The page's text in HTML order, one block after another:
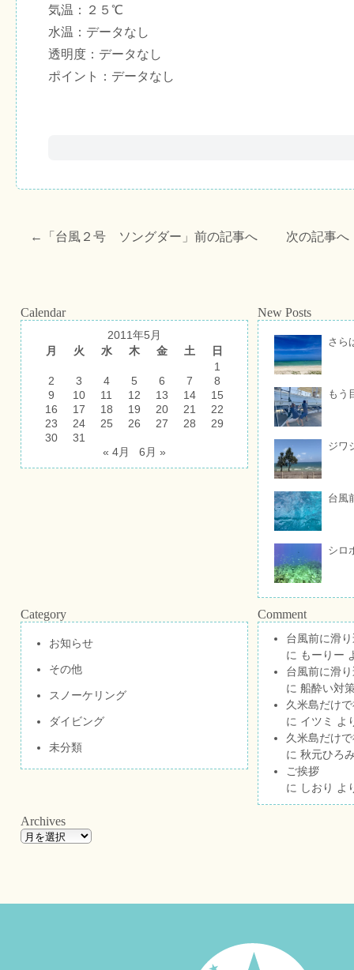
気温：２５℃
水温：データなし
透明度：データなし
ポイント：データなし
←「 台風２号 ソングダー 」前の記事へ 次の記事へ
Calendar
2011年5月
月
火 水 木 金 土
日
1
2
3 4 5 6 7
8
9
10 11 12 13 14
15
16
17 18 19 20 21
22
23
24 25 26 27 28
29
30
31
« 4月
6月 »
New Posts
さら
もう
ジワ
台風
シロ
Category
お知らせ
その他
スノーケリング
ダイビング
未分類
Comment
台風前に滑
に もーりー
台風前に滑
に 船酔い対
久米島だけ
に イツミ
よ
久米島だけ
に 秋元ひろ
ご挨拶
に しおり よ
Archives